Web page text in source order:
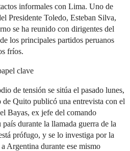
informales con Lima. Uno de
Presidente Toledo, Esteban Silva,
se ha reunido con dirigentes del
los principales partidos peruanos
fríos.
clave
de tensión se sitúa el pasado lunes,
Quito publicó una entrevista con el
Bayas, ex jefe del comando
durante la llamada guerra de la
prófugo, y se lo investiga por la
Argentina durante ese mismo